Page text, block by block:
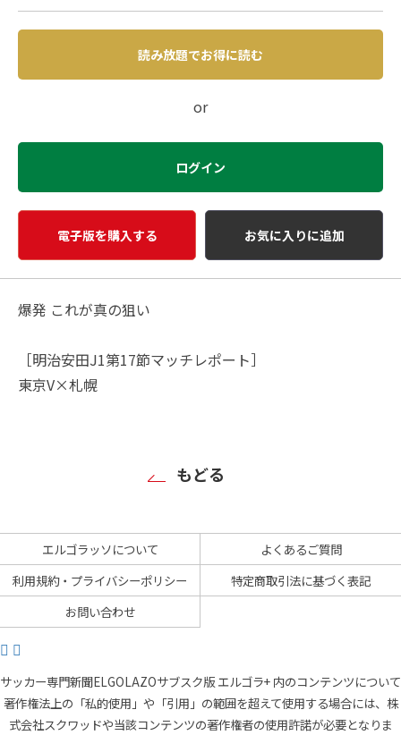
読み放題でお得に読む
or
ログイン
電子版を購入する お気に入りに追加
爆発 これが真の狙い
［明治安田J1第17節マッチレポート］
東京V×札幌
もどる
エルゴラッソについて
よくあるご質問
利用規約・プライバシーポリシー
特定商取引法に基づく表記
お問い合わせ
サッカー専門新聞ELGOLAZOサブスク版 エルゴラ+ 内のコンテンツについて
著作権法上の「私的使用」や「引用」の範囲を超えて使用する場合には、株
式会社スクワッドや当該コンテンツの著作権者の使用許諾が必要となりま